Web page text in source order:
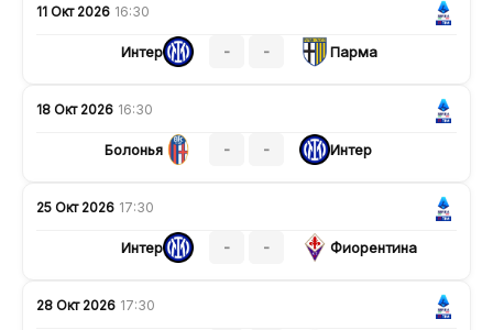
11 Окт 2026 16:30
Интер - - Парма
18 Окт 2026 16:30
Болонья - - Интер
25 Окт 2026 17:30
Интер - - Фиорентина
28 Окт 2026 17:30